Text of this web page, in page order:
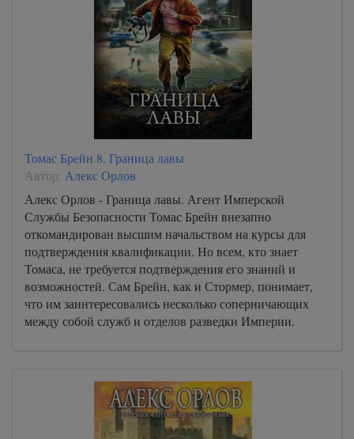
Томас Брейн 8. Граница лавы
Автор: Алекс Орлов
Алекс Орлов - Граница лавы. Агент Имперской
Службы Безопасности Томас Брейн внезапно
откомандирован высшим начальством на курсы для
подтверждения квалификации. Но всем, кто знает
Томаса, не требуется подтверждения его знаний и
возможностей. Сам Брейн, как и Стормер, понимает,
что им заинтересовались несколько соперничающих
между собой служб и отделов разведки Империи.